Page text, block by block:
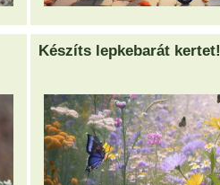
Készíts lepkebarát kertet!